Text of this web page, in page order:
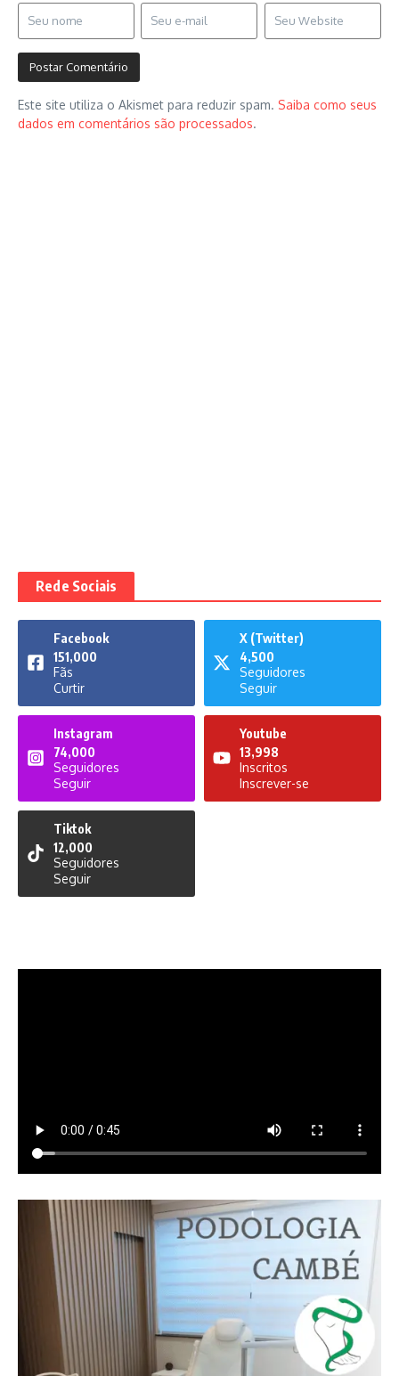
Este site utiliza o Akismet para reduzir spam. Saiba como seus
dados em comentários são processados.
Rede Sociais
Facebook
151,000
Fãs
Curtir
X (Twitter)
4,500
Seguidores
Seguir
Instagram
74,000
Seguidores
Seguir
Youtube
13,998
Inscritos
Inscrever-se
Tiktok
12,000
Seguidores
Seguir